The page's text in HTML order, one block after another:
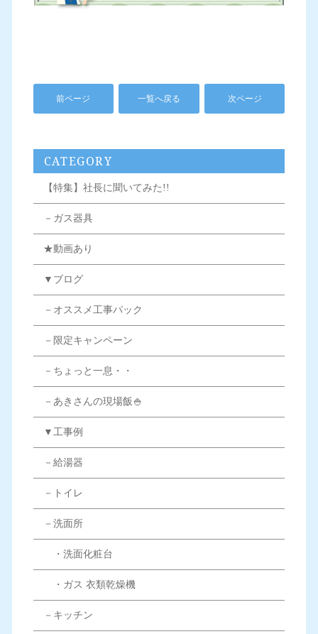
前ページ 一覧へ戻る 次ページ
CATEGORY
【特集】社長に聞いてみた!!
－ガス器具
★動画あり
▼ブログ
－オススメ工事パック
－限定キャンペーン
－ちょっと一息・・
－あきさんの現場飯🍚
▼工事例
－給湯器
－トイレ
－洗面所
・洗面化粧台
・ガス 衣類乾燥機
－キッチン